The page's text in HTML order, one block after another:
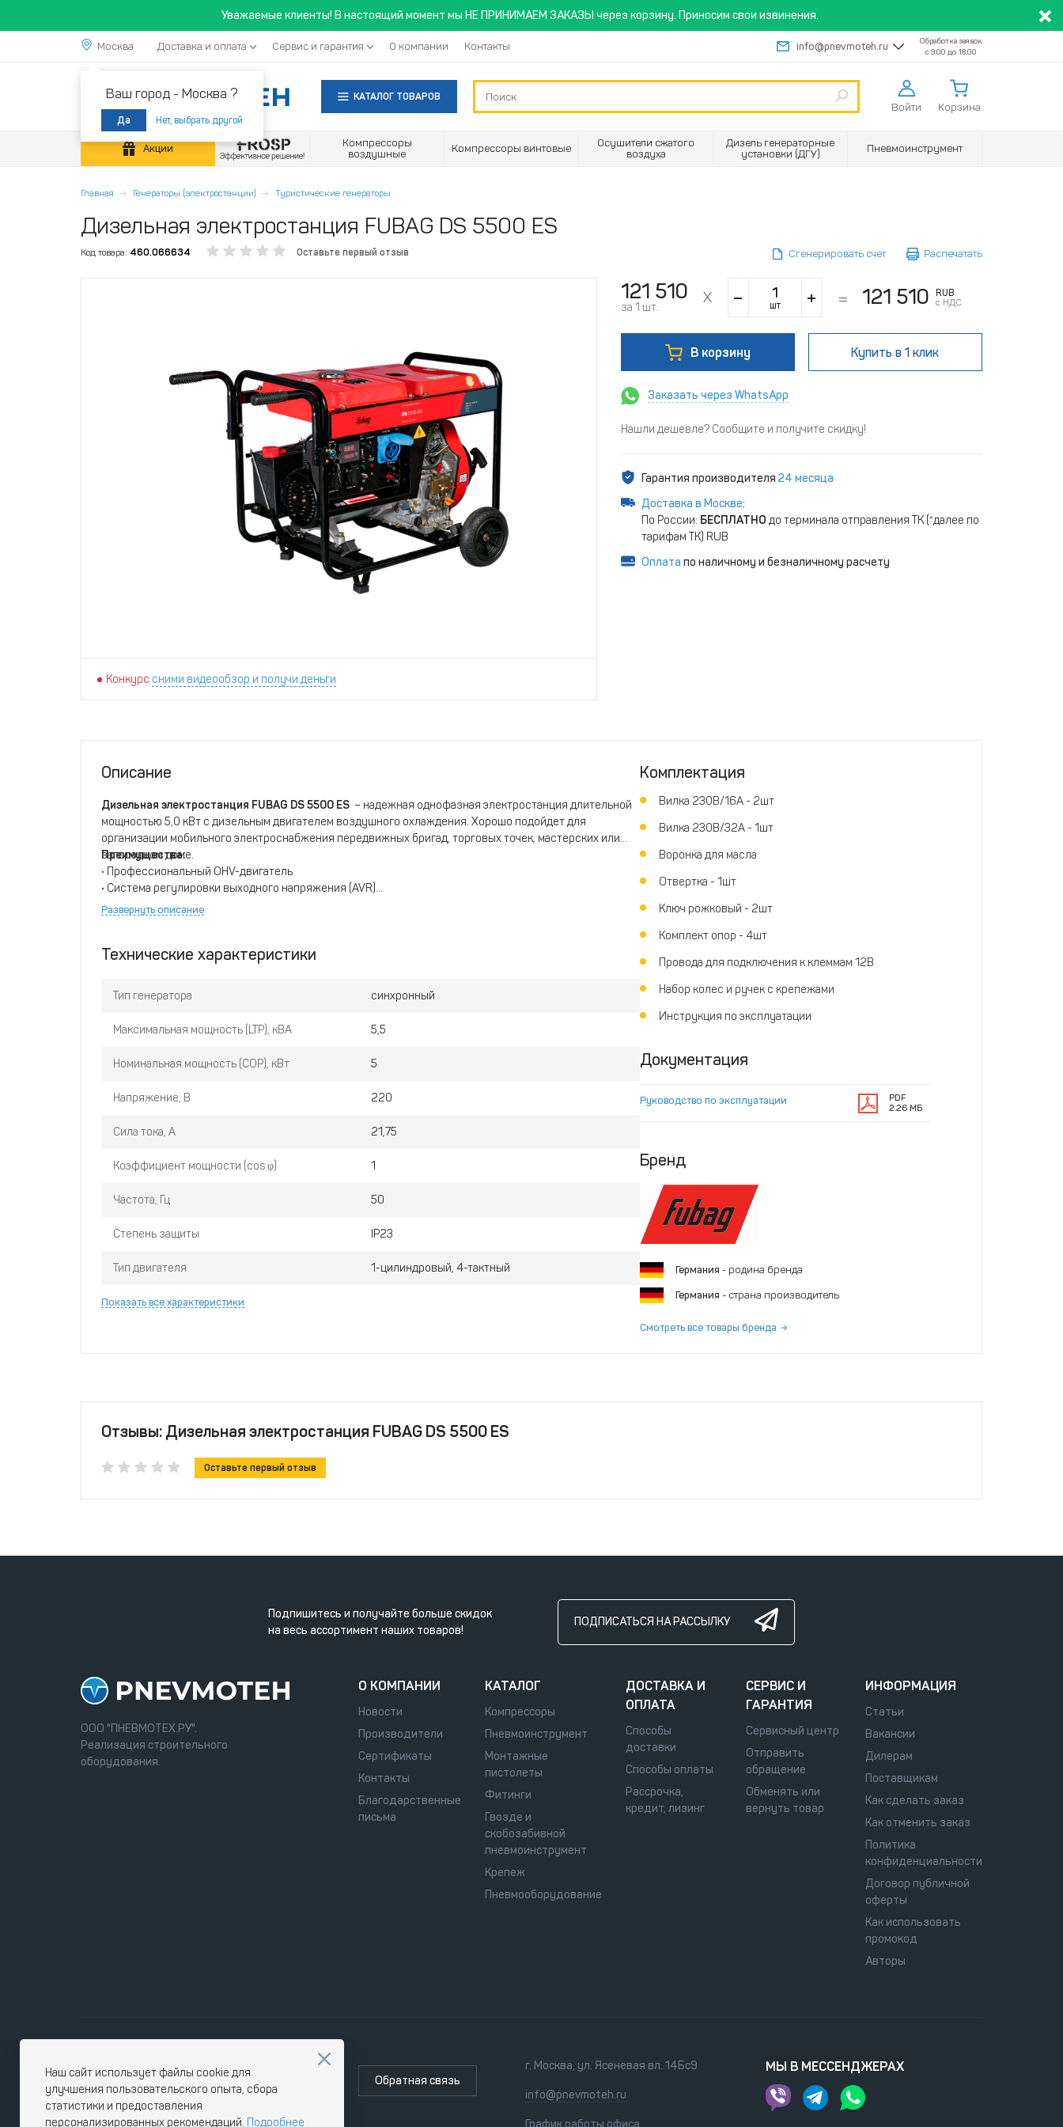
Уважаемые клиенты! В настоящий момент мы НЕ ПРИНИМАЕМ ЗАКАЗЫ через корзину. Приносим свои извинения.
Москва
Ваш город - Москва ?
Да Нет, выбрать другой
Доставка и оплата Сервис и гарантия О компании Контакты info@pnevmoteh.ru
Обработка заявок
с 9:00 до 18:00
КАТАЛОГ ТОВАРОВ
Войти Корзина
Акции
Компрессоры
воздушные
Компрессоры винтовые
Осушители сжатого
воздуха
Дизель генераторные
установки (ДГУ)
Пневмоинструмент
Главная Генераторы (электростанции) Туристические генераторы
Дизельная электростанция FUBAG DS 5500 ES
Код товара: 460.066634 Оставьте первый отзыв Сгенерировать счет Распечатать
Конкурс сними видеообзор и получи деньги
121 510
за 1 шт. шт 121 510
RUB
с НДС
В корзину Купить в 1 клик
Заказать через WhatsApp
Нашли дешевле? Сообщите и получите скидку!
Гарантия производителя 24 месяца
Доставка в Москве:
По России: БЕСПЛАТНО до терминала отправления ТК (*далее по
тарифам ТК) RUB
Оплата по наличному и безналичному расчету
Описание
Дизельная электростанция FUBAG DS 5500 ES – надежная однофазная электростанция длительной
мощностью 5,0 кВт с дизельным двигателем воздушного охлаждения. Хорошо подойдет для
организации мобильного электроснабжения передвижных бригад, торговых точек, мастерских или
загородном доме.
Преимущества:
• Профессиональный OHV-двигатель
• Система регулировки выходного напряжения (AVR)
• Электростартер с бортовым аккумулятором
• Многофункциональный цифровой дисплей 5 в 1
Развернуть описание
Технические характеристики
Тип генератора синхронный
Максимальная мощность (LTP), кВА 5,5
Номинальная мощность (COP), кВт 5
Напряжение, В 220
Сила тока, А 21,75
Коэффициент мощности (cos φ) 1
Частота, Гц 50
Степень защиты IP23
Тип двигателя 1-цилиндровый, 4-тактный
Показать все характеристики
Комплектация
Вилка 230В/16А - 2шт
Вилка 230В/32А - 1шт
Воронка для масла
Отвертка - 1шт
Ключ рожковый - 2шт
Комплект опор - 4шт
Провода для подключения к клеммам 12В
Набор колес и ручек с крепежами
Инструкция по эксплуатации
Документация
Руководство по эксплуатации
PDF
2.26 МБ
Бренд
Германия - родина бренда
Германия - страна производитель
Смотреть все товары бренда
Отзывы: Дизельная электростанция FUBAG DS 5500 ES
Оставьте первый отзыв
Подпишитесь и получайте больше скидок
на весь ассортимент наших товаров!
ПОДПИСАТЬСЯ НА РАССЫЛКУ
ООО "ПНЕВМОТЕХ.РУ".
Реализация строительного
оборудования.
О КОМПАНИИ
Новости
Производители
Сертификаты
Контакты
Благодарственные
письма
КАТАЛОГ
Компрессоры
Пневмоинструмент
Монтажные
пистолеты
Фитинги
Гвозде и
скобозабивной
пневмоинструмент
Крепеж
Пневмооборудование
ДОСТАВКА И
ОПЛАТА
Способы
доставки
Способы оплаты
Рассрочка,
кредит, лизинг
СЕРВИС И
ГАРАНТИЯ
Сервисный центр
Отправить
обращение
Обменять или
вернуть товар
ИНФОРМАЦИЯ
Статьи
Вакансии
Дилерам
Поставщикам
Как сделать заказ
Как отменить заказ
Политика
конфиденциальности
Договор публичной
оферты
Как использовать
промокод
Авторы
Обратная связь
г. Москва, ул. Ясеневая вл. 14Бс9
info@pnevmoteh.ru
График работы офиса
МЫ В МЕССЕНДЖЕРАХ
Наш сайт использует файлы cookie для
улучшения пользовательского опыта, сбора
статистики и предоставления
персонализированных рекомендаций. Подробнее